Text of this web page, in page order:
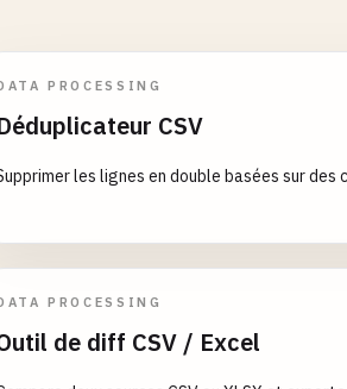
PROCESSING
CSV
les lignes en double basées sur des
PROCESSING
de diff CSV / Excel